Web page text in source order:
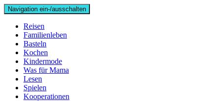
Navigation ein-/ausschalten
Reisen
Familienleben
Basteln
Kochen
Kindermode
Was für Mama
Lesen
Spielen
Kooperationen